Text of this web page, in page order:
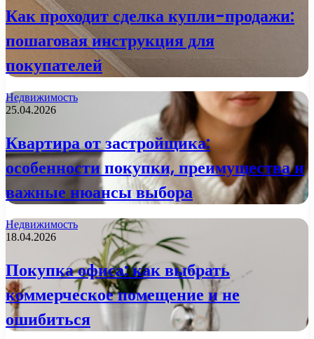
Как проходит сделка купли-продажи:
пошаговая инструкция для
покупателей
Недвижимость
25.04.2026
Квартира от застройщика:
особенности покупки, преимущества и
важные нюансы выбора
Недвижимость
18.04.2026
Покупка офиса: как выбрать
коммерческое помещение и не
ошибиться